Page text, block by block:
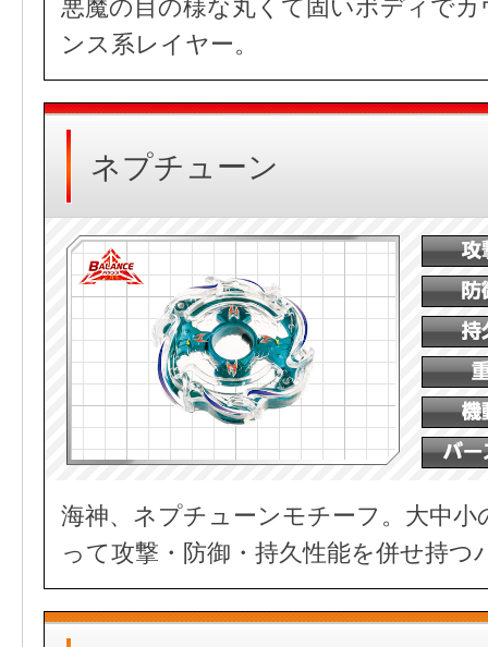
悪魔の目の様な丸くて固いボディで
ンス系レイヤー。
ネプチューン
海神、ネプチューンモチーフ。大中
って攻撃・防御・持久性能を併せ持